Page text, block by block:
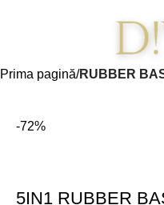
Prima pagină RUBBER
-72%
5IN1 RUBBER